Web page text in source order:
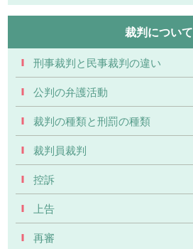
裁判について
刑事裁判と民事裁判の違い
公判の弁護活動
裁判の種類と刑罰の種類
裁判員裁判
控訴
上告
再審